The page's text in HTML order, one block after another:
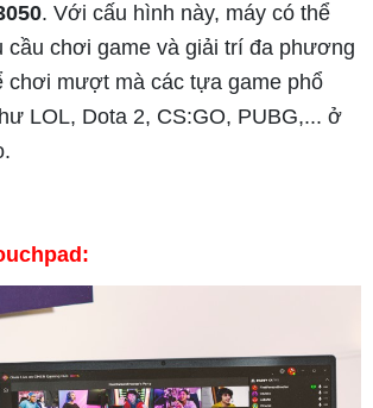
. Với cấu hình này, máy có thể
cầu chơi game và giải trí đa phương
chơi mượt mà các tựa game phổ
LOL, Dota 2, CS:GO, PUBG,... ở